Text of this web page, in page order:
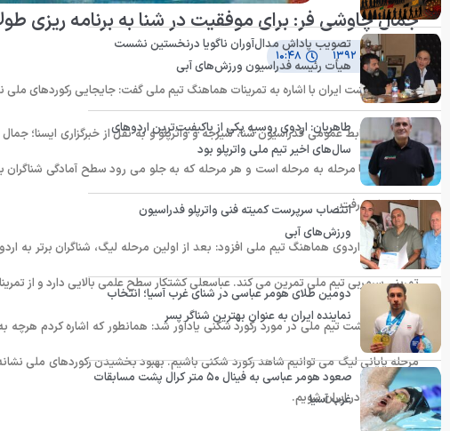
جمال چاوشی فر: برای موفقیت در شنا به برنامه ریزی
۷ بهمن ۱۳۹۲ ۱۰:۴۸
شناگر کرال پشت ایران با اشاره به تمرینات هماهنگ تیم ملی گفت: جایجایی رکوردهای
به گزارش روابط عمومی فدراسیون شنا، شیرجه و واترپلو و به نقل از خبرگزاری ایسنا؛
مسابقات شنا مرحله به مرحله است و هر مرحله که به جلو می رود سطح آمادگی
بالاتر خواهد رفت.
وی در مورد اردوی هماهنگ تیم ملی افزود: بعد از اولین مرحله لیگ، شناگران برتر
تمرینی سرمربی تیم ملی تمرین می کند. عباسعلی کشتکار سطح علمی بالایی دارد و از
شناگر کرال پشت تیم ملی در مورد رکورد شکنی یادآور شد: همانطور که اشاره کردم
مرحله پایانی لیگ می توانیم شاهد رکورد شکنی باشیم. بهبود بخشیدن رکوردهای ملی
پیشرفت شنا در ایران شویم.
تصویب پاداش مدال‌آوران ناگویا درنخستین نشست
هیأت رئیسه فدراسیون ورزش‌های آبی
طاهریان: اردوی روسیه یکی از باکیفیت‌ترین اردوهای
سال‌های اخیر تیم ملی واترپلو بود
انتصاب سرپرست کمیته فنی واترپلو فدراسیون
ورزش‌های آبی
دومین طلای هومر عباسی در شنای غرب آسیا؛ انتخاب
نماینده ایران به عنوان بهترین شناگر پسر
صعود هومر عباسی به فینال ۵۰ متر کرال پشت مسابقات
غرب آسیا